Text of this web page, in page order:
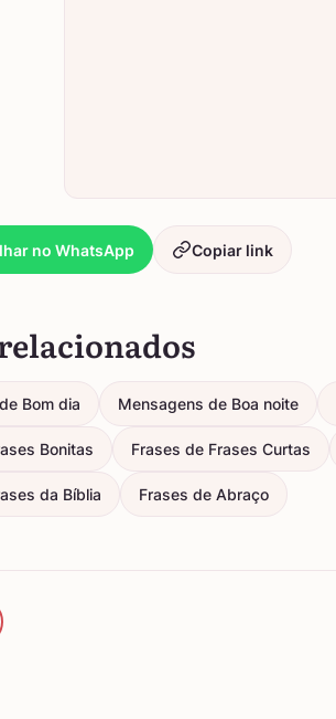
no WhatsApp Copiar link
Bom dia Mensagens de Boa noite
Bonitas Frases de Frases Curtas
da Bíblia Frases de Abraço